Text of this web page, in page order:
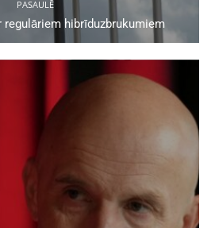
PASAULĒ
regulāriem hibrīduzbrukumiem